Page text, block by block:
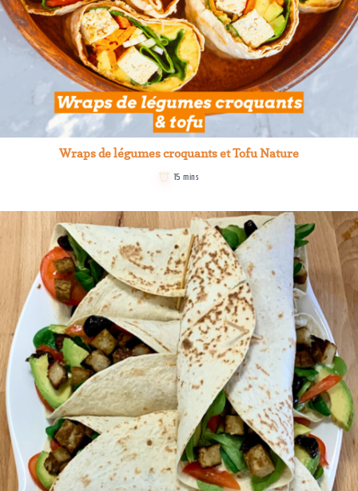
Wraps de légumes croquants et Tofu Nature
15 mins